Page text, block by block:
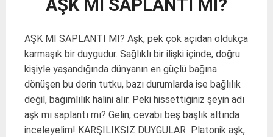
AŞK MI SAPLANTI MI?
AŞK MI SAPLANTI MI? Aşk, pek çok açıdan oldukça
karmaşık bir duygudur. Sağlıklı bir ilişki içinde, doğru
kişiyle yaşandığında dünyanın en güçlü bağına
dönüşen bu derin tutku, bazı durumlarda ise bağlılık
değil, bağımlılık halini alır. Peki hissettiğiniz şeyin adı
aşk mı saplantı mı? Gelin, cevabı beş başlık altında
inceleyelim! KARŞILIKSIZ DUYGULAR Platonik aşk,